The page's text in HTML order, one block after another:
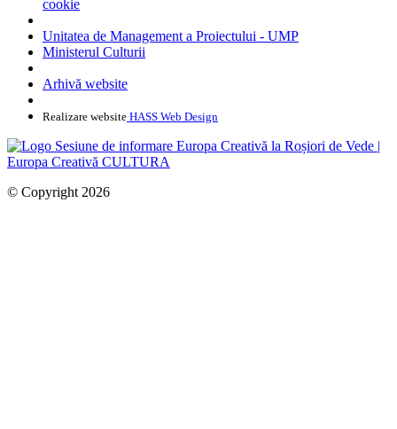
cookie
Unitatea de Management a Proiectului - UMP
Ministerul Culturii
Arhivă website
Realizare website HASS Web Design
© Copyright 2026